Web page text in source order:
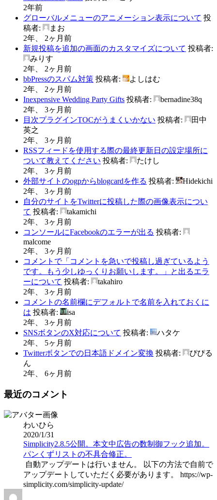
2年前
グローバルメニューのアニメーション表示について 投
稿者:
まお
2年、 2ヶ月前
新規投稿を追加の画面のカスタマイズについて 投稿者:
みりす
2年、 2ヶ月前
bbPressのスパム対策 投稿者:
よしはむ
2年、 2ヶ月前
Inexpensive Wedding Party Gifts 投稿者:
bernadine38q
2年、 3ヶ月前
目次プラグインTOCがうまくいかない 投稿者:
田中
英之
2年、 3ヶ月前
RSSフィードを使用する際の最終更新日の設定場所に
ついて教えてください 投稿者:
たけし
2年、 3ヶ月前
外部サイトのogpからblogcardを作る 投稿者:
Hidekichi
2年、 3ヶ月前
自分のサイトをTwitterに投稿した際の画像表示につい
て 投稿者:
takamichi
2年、 3ヶ月前
コンソールにFacebookのエラーが出る 投稿者:
malcome
2年、 3ヶ月前
コメントで「コメントを急いで投稿し過ぎているよう
です。もう少しゆっくりお願いします。」と出るエラ
ーについて 投稿者:
takahiro
2年、 3ヶ月前
コメントの名前欄にデフォルトで名前を入れておくに
は 投稿者:
isa
2年、 3ヶ月前
SNSボタンのX対応について 投稿者:
ハタケ
2年、 5ヶ月前
Twitterボタンでの日本語ドメイン変換 投稿者:
ぴぴる
ん
2年、 6ヶ月前
最近のコメント
わいひら
2020/1/31
Simplicity2.8.5公開。本文中広告の数制御フック追加。
パンくずリストの不具合修正。
自動アップデートは行いません。 以下の方法で自前で
アップデートしていただく必要があります。 https://wp-
simplicity.com/simplicity-update/